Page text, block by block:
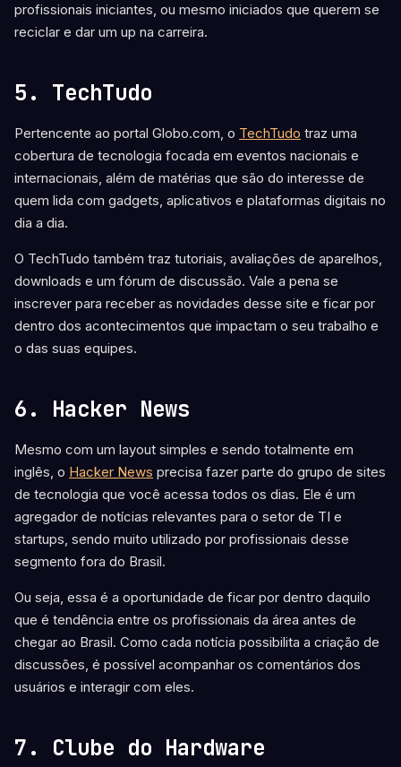
profissionais iniciantes, ou mesmo iniciados que querem se
reciclar e dar um up na carreira.
5. TechTudo
Pertencente ao portal Globo.com, o TechTudo traz uma
cobertura de tecnologia focada em eventos nacionais e
internacionais, além de matérias que são do interesse de
quem lida com gadgets, aplicativos e plataformas digitais no
dia a dia.
O TechTudo também traz tutoriais, avaliações de aparelhos,
downloads e um fórum de discussão. Vale a pena se
inscrever para receber as novidades desse site e ficar por
dentro dos acontecimentos que impactam o seu trabalho e
o das suas equipes.
6. Hacker News
Mesmo com um layout simples e sendo totalmente em
inglês, o Hacker News precisa fazer parte do grupo de sites
de tecnologia que você acessa todos os dias. Ele é um
agregador de notícias relevantes para o setor de TI e
startups, sendo muito utilizado por profissionais desse
segmento fora do Brasil.
Ou seja, essa é a oportunidade de ficar por dentro daquilo
que é tendência entre os profissionais da área antes de
chegar ao Brasil. Como cada notícia possibilita a criação de
discussões, é possível acompanhar os comentários dos
usuários e interagir com eles.
7. Clube do Hardware